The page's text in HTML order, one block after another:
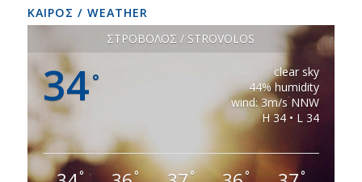
ΚΑΙΡΟΣ / WEATHER
ΣΤΡΟΒΟΛΟΣ / STROVOLOS
34°
clear sky
44% humidity
wind: 3m/s NNW
H 34 • L 34
° ° ° ° °